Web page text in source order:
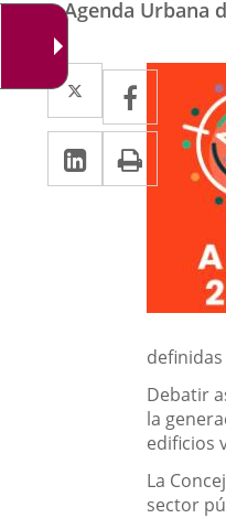
Agenda Urbana
Twitter
Enlace
a
una
aplicación
Enlace
a
una
Linkedin
Enlace
a
aplicación
Print
Debatir
la
edificios
La
sector